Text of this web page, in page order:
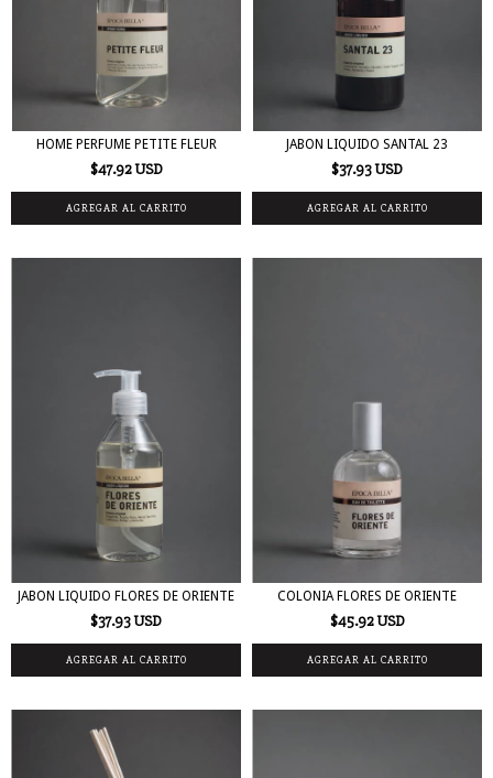
HOME PERFUME PETITE FLEUR
$47.92 USD
JABON LIQUIDO SANTAL 23
$37.93 USD
JABON LIQUIDO FLORES DE ORIENTE
$37.93 USD
COLONIA FLORES DE ORIENTE
$45.92 USD